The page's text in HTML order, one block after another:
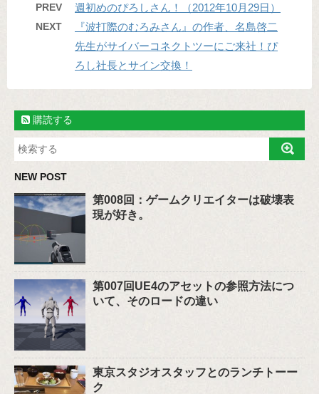
PREV 週初めのぴろしさん！（2012年10月29日）
NEXT
『波打際のむろみさん』の作者、名島啓二
先生がサイバーコネクトツーにご来社！ぴ
ろし社長とサイン交換！
購読する
NEW POST
第008回：ゲームクリエイターは破壊表
現が好き。
第007回UE4のアセットの参照方法につ
いて、そのロードの違い
東京スタジオスタッフとのランチトーー
ク